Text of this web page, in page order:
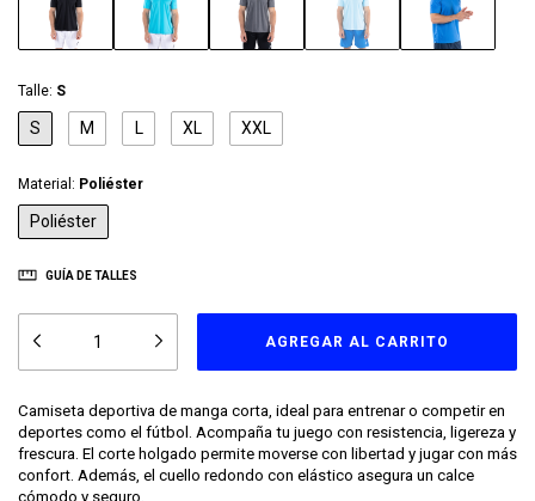
Talle: S
S M L XL XXL
Material: Poliéster
Poliéster
GUÍA DE TALLES
Camiseta deportiva de manga corta, ideal para entrenar o competir en
deportes como el fútbol. Acompaña tu juego con resistencia, ligereza y
frescura. El corte holgado permite moverse con libertad y jugar con más
confort. Además, el cuello redondo con elástico asegura un calce
cómodo y seguro.